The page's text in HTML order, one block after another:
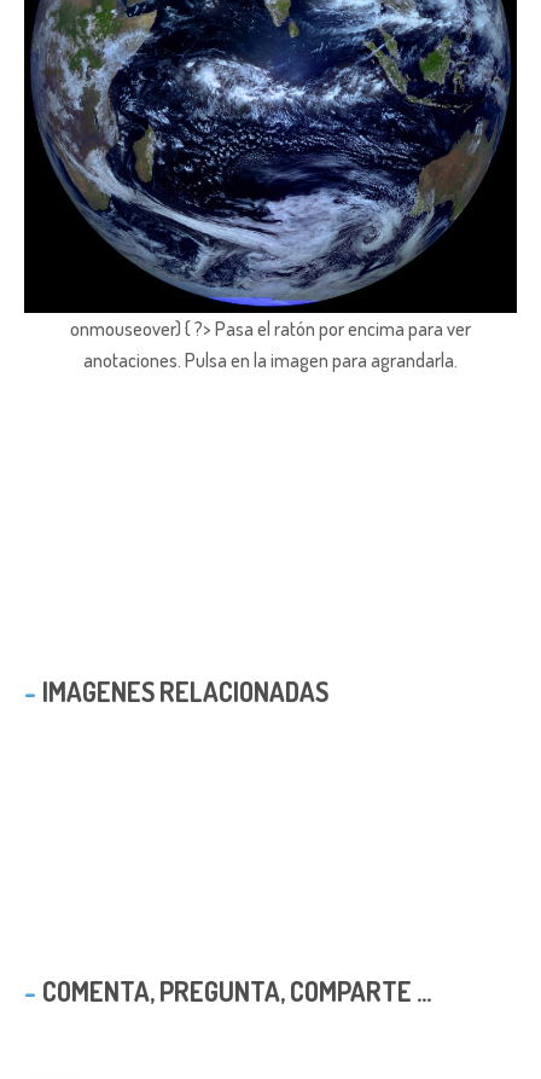
onmouseover) { ?> Pasa el ratón por encima para ver
anotaciones. Pulsa en la imagen para agrandarla.
IMAGENES RELACIONADAS
COMENTA, PREGUNTA, COMPARTE ...